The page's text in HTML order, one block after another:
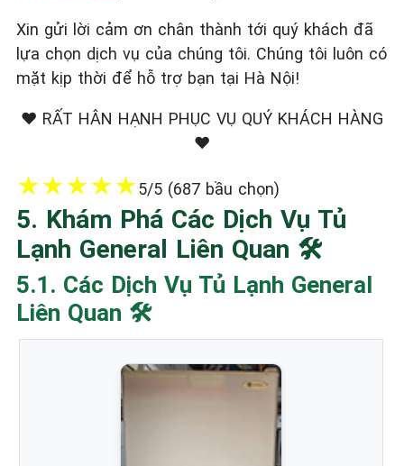
Xin gửi lời cảm ơn chân thành tới quý khách đã
lựa chọn dịch vụ của chúng tôi. Chúng tôi luôn có
mặt kịp thời để hỗ trợ bạn tại Hà Nội!
❤️ RẤT HÂN HẠNH PHỤC VỤ QUÝ KHÁCH HÀNG
❤️
★★★★★5/5 (687 bầu chọn)
5. Khám Phá Các Dịch Vụ Tủ
Lạnh General Liên Quan 🛠️
5.1. Các Dịch Vụ Tủ Lạnh General
Liên Quan 🛠️